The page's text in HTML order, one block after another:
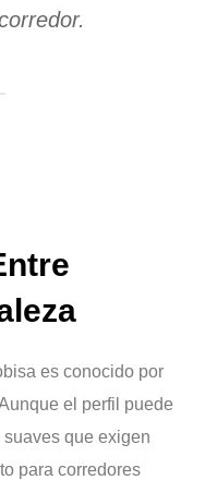
es conocido por
el perfil puede
que exigen
para corredores